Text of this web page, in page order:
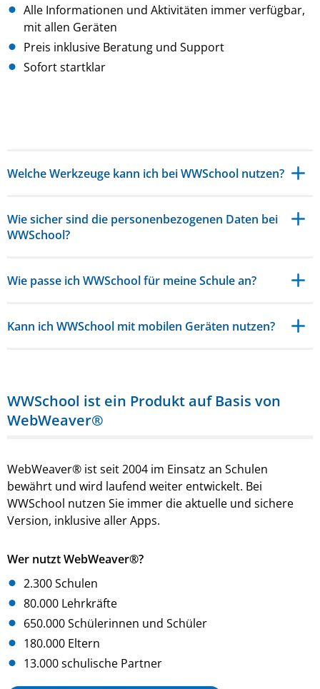
Alle Informationen und Aktivitäten immer verfügbar,
mit allen Geräten
Preis inklusive Beratung und Support
Sofort startklar
Welche Werkzeuge kann ich bei WWSchool nutzen?
Wie sicher sind die personenbezogenen Daten bei
WWSchool?
Wie passe ich WWSchool für meine Schule an?
Kann ich WWSchool mit mobilen Geräten nutzen?
WWSchool ist ein Produkt auf Basis von
WebWeaver®
WebWeaver® ist seit 2004 im Einsatz an Schulen
bewährt und wird laufend weiter entwickelt. Bei
WWSchool nutzen Sie immer die aktuelle und sichere
Version, inklusive aller Apps.
Wer nutzt WebWeaver®?
2.300 Schulen
80.000 Lehrkräfte
650.000 Schülerinnen und Schüler
180.000 Eltern
13.000 schulische Partner